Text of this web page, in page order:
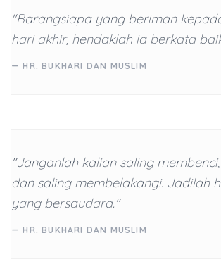
"Barangsiapa yang beriman
hari akhir, hendaklah ia berkata
— HR. BUKHARI DAN MUSLIM
"Janganlah kalian saling
dan saling membelakangi. Jadilah
yang bersaudara."
— HR. BUKHARI DAN MUSLIM